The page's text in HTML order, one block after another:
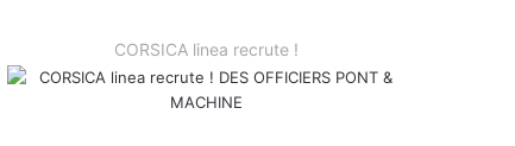
CORSICA linea recrute !